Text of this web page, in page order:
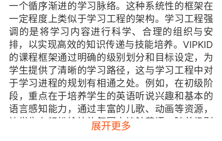
一个循序渐进的学习脉络。这种系统性的框架在
一定程度上类似于学习工程的架构。学习工程强
调的是将学习内容进行科学、合理的组织与安
排，以实现高效的知识传递与技能培养。VIPKID
的课程框架通过明确的级别划分和目标设定，为
学生提供了清晰的学习路径，这与学习工程中对
于学习进程的规划有相通之处。例如，在初级阶
段，重点在于培养学生的英语听说兴趣和基本的
语言感知能力，通过丰富的儿歌、动画等资源，
让学生在轻松愉快的氛围中接触英语。随着级别
的提升，逐渐增加阅读、写作等方面的训练，使
展开更多